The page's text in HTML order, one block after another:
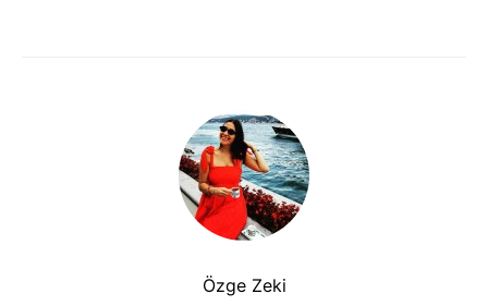
Özge Zeki